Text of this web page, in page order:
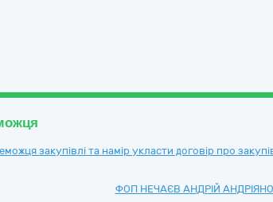
закупівлі та намір укласти договір про
ФОП НЕЧАЄВ АНДРІЙ